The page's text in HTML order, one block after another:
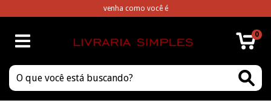
venha como você é
0